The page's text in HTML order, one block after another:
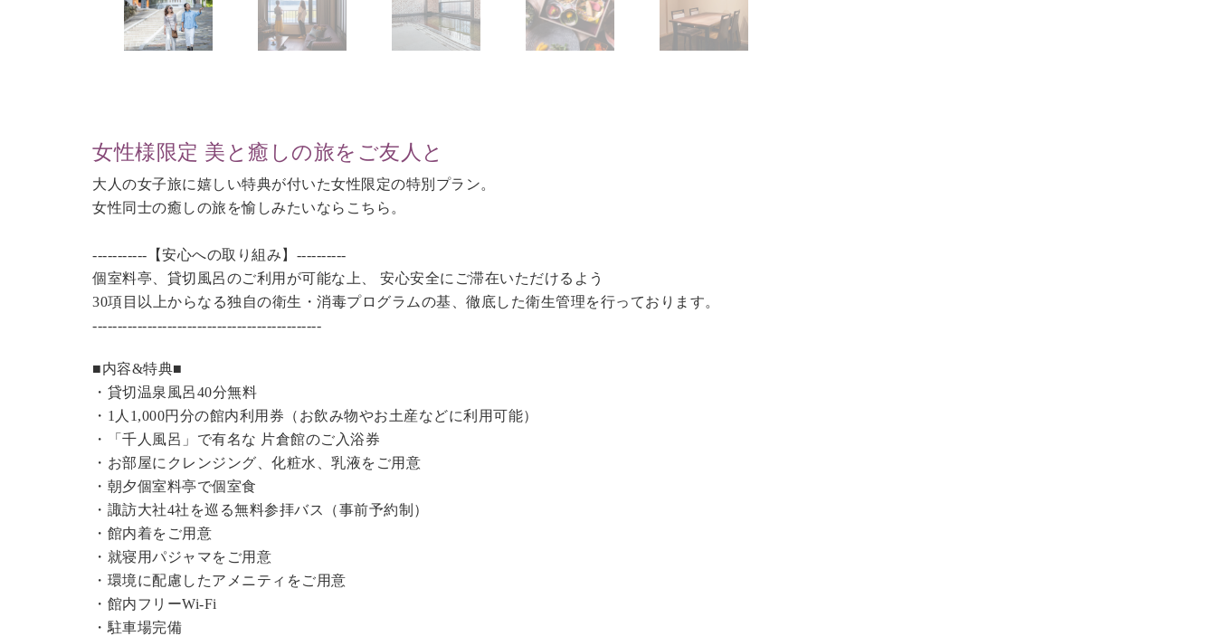
女性様限定 美と癒しの旅をご友人と
大人の女子旅に嬉しい特典が付いた女性限定の特別プラン。
女性同士の癒しの旅を愉しみたいならこちら。
-----------【安心への取り組み】----------
個室料亭、貸切風呂のご利用が可能な上、 安心安全にご滞在いただけるよう
30項目以上からなる独自の衛生・消毒プログラムの基、徹底した衛生管理を行っております。
----------------------------------------------
■内容&特典■
・ 貸切温泉風呂40分無料
・1人1,000円分の館内利用券（お飲み物やお土産などに利用可能）
・「千人風呂」で有名な 片倉館のご入浴券
・お部屋にクレンジング、化粧水、乳液をご用意
・朝夕個室料亭で個室食
・諏訪大社4社を巡る無料参拝バス（事前予約制）
・館内着をご用意
・就寝用パジャマをご用意
・環境に配慮したアメニティをご用意
・館内フリーWi-Fi
・駐車場完備